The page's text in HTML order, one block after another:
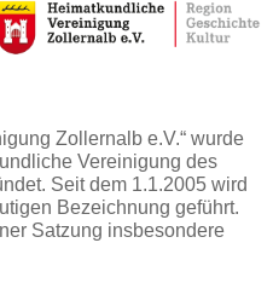
Zollernalb e.V.“ wurde
Vereinigung des
Seit dem 1.1.2005 wird
Bezeichnung geführt.
Satzung insbesondere